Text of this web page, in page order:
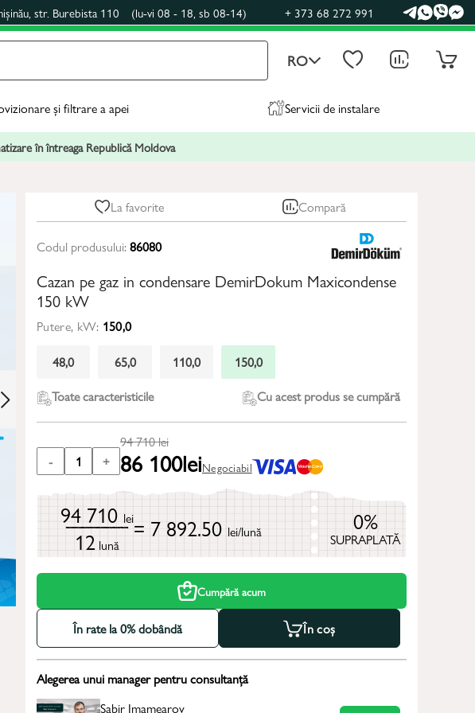
str. Burebista 110 (lu-vi 08 - 18, sb 08-14) + 373 68 272 991
RO
și filtrare a apei Servicii de instalare
în întreaga Republică Moldova
La favorite Compară
Codul produsului:86080
Cazan pe gaz in condensare DemirDokum Maxicondense
150 kW
Putere, kW: 150,0
48,0
65,0 110,0
150,0
Toate caracteristicile
Cu acest produs se cumpără
- 1 +
94 710lei
86 100leiNegociabil
94 710 lei
12 lună
= 7 892.50 lei/lună 0%
SUPRAPLATĂ
Cumpără acum
În rate la 0% dobândă În coș
Alegerea unui manager pentru consultanță
Sabir Imamearov